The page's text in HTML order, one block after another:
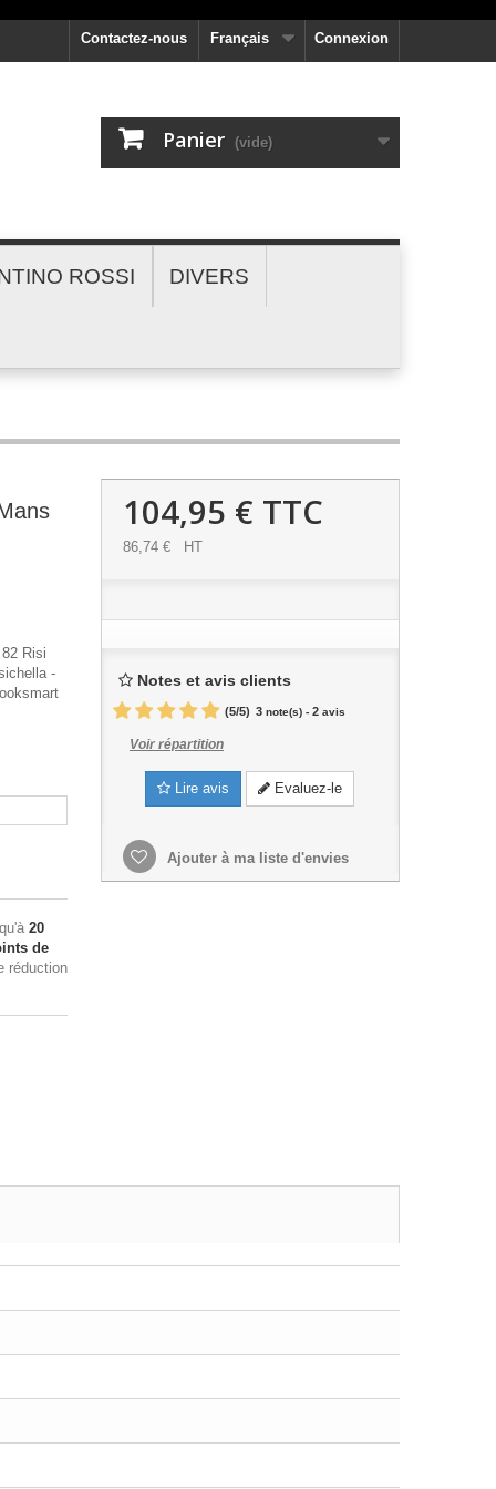
Connexion
Français
Contactez-nous
Panier (vide)
ROSSI DIVERS
Risi
-
20
de
réduction
104,95 € TTC
86,74 € HT
Notes et avis clients
(5/5) 3note(s) - 2avis
Voir répartition
Lire avis Evaluez-le
Ajouter à ma liste d'envies